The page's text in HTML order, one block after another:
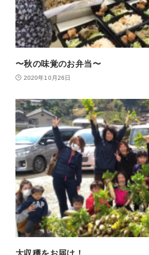
〜秋の味覚のお弁当〜
2020年10月26日
大収穫をお届け！